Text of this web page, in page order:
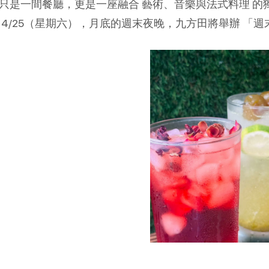
是一間餐廳，更是一座融合 藝術、音樂與法式料理 的
25（星期六），月底的週末夜晚，九方田將舉辦 「週